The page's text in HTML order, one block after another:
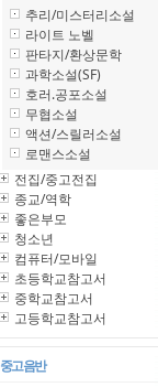
추리/미스터리소설
라이트 노벨
판타지/환상문학
과학소설(SF)
호러.공포소설
무협소설
액션/스릴러소설
로맨스소설
전집/중고전집
종교/역학
좋은부모
청소년
컴퓨터/모바일
초등학교참고서
중학교참고서
고등학교참고서
중고 음반